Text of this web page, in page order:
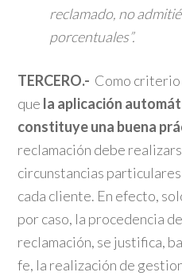
reclamado, no
porcentuales”.
TERCERO.- Como criterio
que la aplicación
constituye una buena
reclamación debe
circunstancias
cada cliente. En efecto,
por caso, la procedencia
reclamación, se justifica,
fe, la realización de